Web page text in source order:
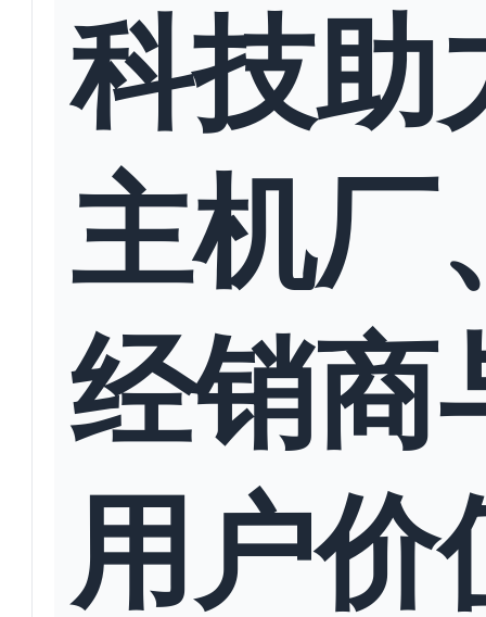
科技助
主机厂
经销商
用户价